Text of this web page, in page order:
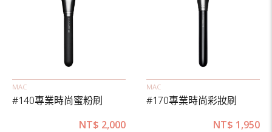
MAC
#140專業時尚蜜粉刷
NT$ 2,000
MAC
#170專業時尚彩妝刷
NT$ 1,950